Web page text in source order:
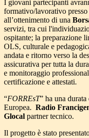
I giovani partecipanti
formativo/lavorativo
all’ottenimento di una
servizi, tra cui
ospitante; la preparazione
OLS, culturale e
andata e ritorno verso la
assicurativa per tutta la
e monitoraggio
certificazione e attestati.
“FORREsT” ha una
Europea. Radio
Glocal partner tecnico.
Il progetto è stato